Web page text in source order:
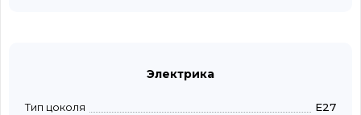
Электрика
Тип цоколя
E27